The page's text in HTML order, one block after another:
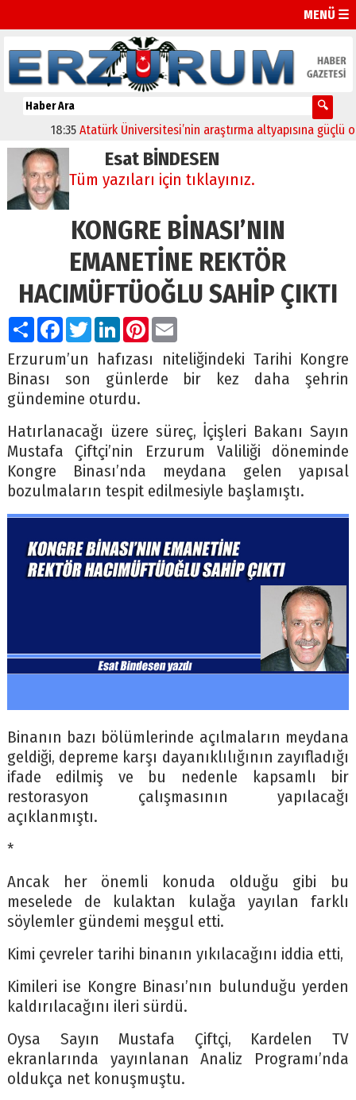
MENÜ ☰
Atatürk Üniversitesi’nin araştırma altyapısına güçlü onay
Esat BİNDESEN
Tüm yazıları için tıklayınız.
KONGRE BİNASI’NIN
EMANETİNE REKTÖR
HACIMÜFTÜOĞLU SAHİP ÇIKTI
PaylaşFacebook
TwitterLinkedIn
Pinterest
Email
Erzurum’un hafızası niteliğindeki Tarihi Kongre
Binası son günlerde bir kez daha şehrin
gündemine oturdu.
Hatırlanacağı üzere süreç, İçişleri Bakanı Sayın
Mustafa Çiftçi’nin Erzurum Valiliği döneminde
Kongre Binası’nda meydana gelen yapısal
bozulmaların tespit edilmesiyle başlamıştı.
Binanın bazı bölümlerinde açılmaların meydana
geldiği, depreme karşı dayanıklılığının zayıfladığı
ifade edilmiş ve bu nedenle kapsamlı bir
restorasyon çalışmasının yapılacağı
açıklanmıştı.
*
Ancak her önemli konuda olduğu gibi bu
meselede de kulaktan kulağa yayılan farklı
söylemler gündemi meşgul etti.
Kimi çevreler tarihi binanın yıkılacağını iddia etti,
Kimileri ise Kongre Binası’nın bulunduğu yerden
kaldırılacağını ileri sürdü.
Oysa Sayın Mustafa Çiftçi, Kardelen TV
ekranlarında yayınlanan Analiz Programı’nda
oldukça net konuşmuştu.